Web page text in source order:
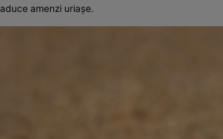
aduce amenzi uriașe.